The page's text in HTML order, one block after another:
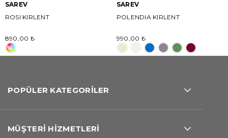
SAREV
ROSI KIRLENT
890,00 ₺
SAREV
POLENDIA KIRLENT
990,00 ₺
POPÜLER KATEGORİLER
MÜŞTERİ HİZMETLERİ